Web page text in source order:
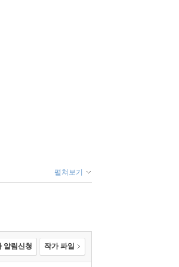
펼쳐보기
알림신청 작가 파일